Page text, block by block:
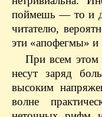
поймешь — то и
читателю,
эти «апофегмы»
При всем этом
несут заряд
высоким
волне